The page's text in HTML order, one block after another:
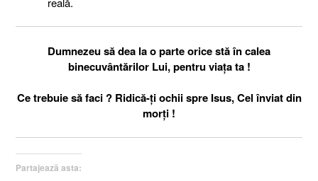
Dumnezeu să dea la o parte orice stă în calea
binecuvântărilor Lui, pentru viaţa ta !
Ce trebuie să faci ? Ridică-ţi ochii spre Isus, Cel înviat din
morţi !
Partajează asta: